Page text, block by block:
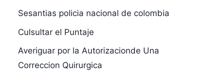
Sesantias policia nacional de colombia
Culsultar el Puntaje
Averiguar por la Autorizacionde Una
Correccion Quirurgica